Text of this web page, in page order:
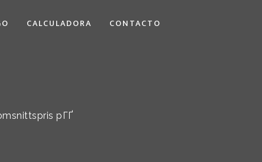
CALCULADORA CONTACTO
pГҐ